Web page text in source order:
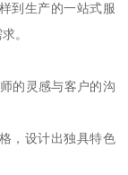
到生产的一站式服
。
的灵感与客户的沟
，设计出独具特色